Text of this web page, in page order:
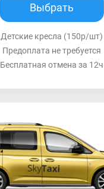
Выбрать
Детские кресла (150р/шт)
Предоплата не требуется
Бесплатная отмена за 12ч